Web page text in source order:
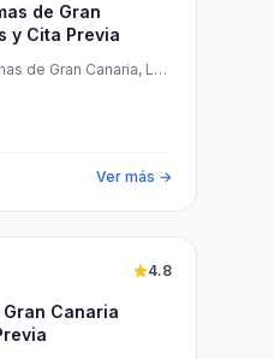
de Gran
y Cita Previa
de Gran Canaria, Las
Ver más →
Gran Canaria
4.8